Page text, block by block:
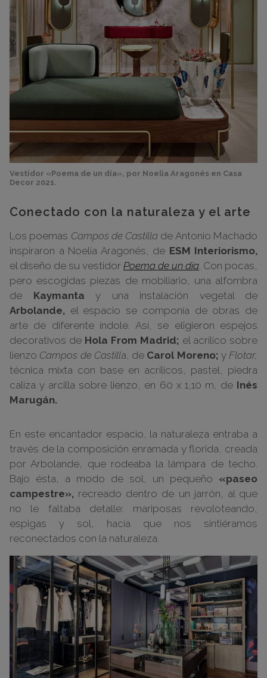
Vestidor «Poema de un día», por Noelia Aragonés en Casa
Decor 2021.
Conectado con la naturaleza y el arte
Los poemas Campos de Castilla de Antonio Machado
inspiraron a Noelia Aragonés, de ESM Interiorismo,
el diseño de su vestidor Poema de un día. Con pocas,
pero escogidas piezas de mobiliario, una alfombra
de Kaymanta y una instalación vegetal de
Arbolande, el espacio se componía de obras de
arte de diferente índole. Así, se eligieron espejos
decorativos de Hola From Madrid; el acrílico sobre
lienzo Campos de Castilla, de Carol Moreno; y Flotar,
técnica mixta con base en acrílicos, pastel, piedra
caliza y arcilla sobre lienzo, en 60 x 1,10 m, de Inés
Marugán.
En este encantador espacio, la naturaleza entraba a
través de la composición enramada y florida, creada
por Arbolande, que rodeaba la lámpara de techo.
Bajo ésta, a modo de sol, un pequeño «paseo
campestre», recreado dentro de un jarrón, al que
no le faltaba detalle: mariposas revoloteando,
espigas y sol, hacía que nos sintiéramos
reconectados con la naturaleza.